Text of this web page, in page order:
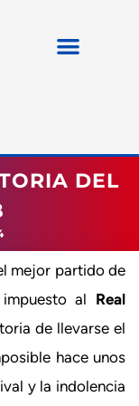
DEL
mejor partido de
al Real
de llevarse el
hace unos
y la indolencia